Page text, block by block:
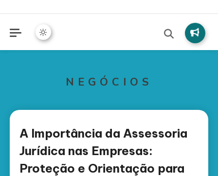
NEGÓCIOS
A Importância da Assessoria
Jurídica nas Empresas:
Proteção e Orientação para